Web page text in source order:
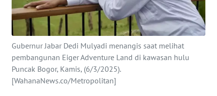
Gubernur Jabar Dedi Mulyadi menangis saat melihat
pembangunan Eiger Adventure Land di kawasan hulu
Puncak Bogor, Kamis, (6/3/2025).
[WahanaNews.co/Metropolitan]
INTERNASIONAL
SERBA-SERBI
PENDIDIKAN